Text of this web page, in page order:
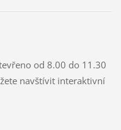
od 8.00 do 11.30
navštívit interaktivní